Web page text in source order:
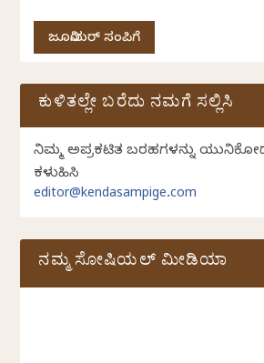
ಜೂನಿಯರ್ ಸಂಪಿಗೆ
ಕುಳಿತಲ್ಲೇ ಬರೆದು ನಮಗೆ ಸಲ್ಲಿಸಿ
ನಿಮ್ಮ ಅಪ್ರಕಟಿತ ಬರಹಗಳನ್ನು
ಕಳುಹಿಸಿ
editor@kendasampige.com
ನಮ್ಮ ಸೋಷಿಯಲ್‌ ಮೀಡಿಯಾ